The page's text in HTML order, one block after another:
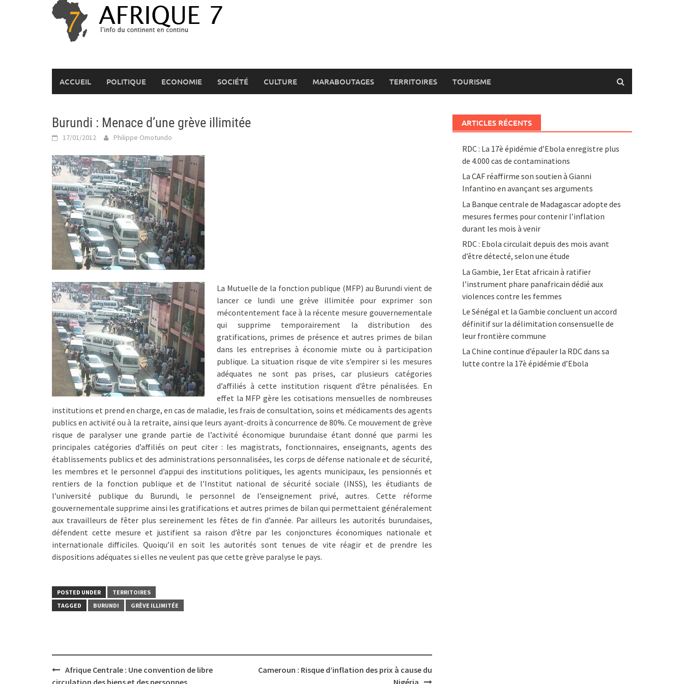
ACCUEIL POLITIQUE ECONOMIE SOCIÉTÉ CULTURE MARABOUTAGES TERRITOIRES TOURISME
Burundi : Menace d’une grève illimitée
17/01/2012 Philippe Omotundo
La Mutuelle de la fonction publique (MFP) au Burundi vient de
lancer ce lundi une grève illimitée pour exprimer son
mécontentement face à la récente mesure gouvernementale
qui supprime temporairement la distribution des
gratifications, primes de présence et autres primes de bilan
dans les entreprises à économie mixte ou à participation
publique. La situation risque de vite s’empirer si les mesures
adéquates ne sont pas prises, car plusieurs catégories
d’affiliés à cette institution risquent d’être pénalisées. En
effet la MFP gère les cotisations mensuelles de nombreuses
institutions et prend en charge, en cas de maladie, les frais de consultation, soins et médicaments des agents
publics en activité ou à la retraite, ainsi que leurs ayant-droits à concurrence de 80%. Ce mouvement de grève
risque de paralyser une grande partie de l’activité économique burundaise étant donné que parmi les
principales catégories d’affiliés on peut citer : les magistrats, fonctionnaires, enseignants, agents des
établissements publics et des administrations personnalisées, les corps de défense nationale et de sécurité,
les membres et le personnel d’appui des institutions politiques, les agents municipaux, les pensionnés et
rentiers de la fonction publique et de l’Institut national de sécurité sociale (INSS), les étudiants de
l’université publique du Burundi, le personnel de l’enseignement privé, autres. Cette réforme
gouvernementale supprime ainsi les gratifications et autres primes de bilan qui permettaient généralement
aux travailleurs de fêter plus sereinement les fêtes de fin d’année. Par ailleurs les autorités burundaises,
défendent cette mesure et justifient sa raison d’être par les conjonctures économiques nationale et
internationale difficiles. Quoiqu’il en soit les autorités sont tenues de vite réagir et de prendre les
dispositions adéquates si elles ne veulent pas que cette grève paralyse le pays.
POSTED UNDER
TERRITOIRES
TAGGED
BURUNDI GRÈVE ILLIMITÉE
Post
navigation
Afrique Centrale : Une convention de libre
circulation des biens et des personnes
Cameroun : Risque d’inflation des prix à cause du
Nigéria
ARTICLES RÉCENTS
RDC : La 17è épidémie d’Ebola enregistre plus
de 4.000 cas de contaminations
La CAF réaffirme son soutien à Gianni
Infantino en avançant ses arguments
La Banque centrale de Madagascar adopte des
mesures fermes pour contenir l’inflation
durant les mois à venir
RDC : Ebola circulait depuis des mois avant
d’être détecté, selon une étude
La Gambie, 1er Etat africain à ratifier
l’instrument phare panafricain dédié aux
violences contre les femmes
Le Sénégal et la Gambie concluent un accord
définitif sur la délimitation consensuelle de
leur frontière commune
La Chine continue d’épauler la RDC dans sa
lutte contre la 17è épidémie d’Ebola